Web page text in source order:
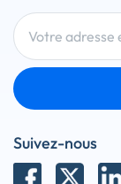
Suivez-nous